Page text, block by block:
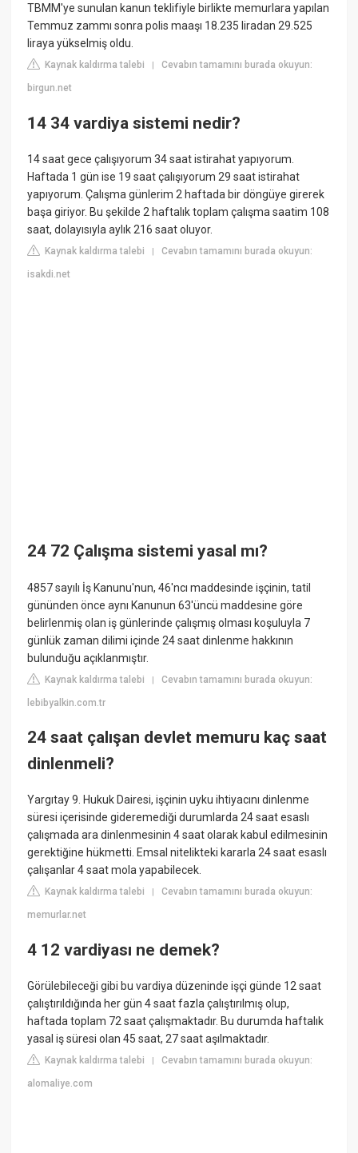
TBMM'ye sunulan kanun teklifiyle birlikte memurlara yapılan
Temmuz zammı sonra polis maaşı 18.235 liradan 29.525
liraya yükselmiş oldu.
Kaynak kaldırma talebi |Cevabın tamamını burada okuyun:
birgun.net
14 34 vardiya sistemi nedir?
14 saat gece çalışıyorum 34 saat istirahat yapıyorum.
Haftada 1 gün ise 19 saat çalışıyorum 29 saat istirahat
yapıyorum. Çalışma günlerim 2 haftada bir döngüye girerek
başa giriyor. Bu şekilde 2 haftalık toplam çalışma saatim 108
saat, dolayısıyla aylık 216 saat oluyor.
Kaynak kaldırma talebi |Cevabın tamamını burada okuyun:
isakdi.net
24 72 Çalışma sistemi yasal mı?
4857 sayılı İş Kanunu'nun, 46'ncı maddesinde işçinin, tatil
gününden önce aynı Kanunun 63'üncü maddesine göre
belirlenmiş olan iş günlerinde çalışmış olması koşuluyla 7
günlük zaman dilimi içinde 24 saat dinlenme hakkının
bulunduğu açıklanmıştır.
Kaynak kaldırma talebi |Cevabın tamamını burada okuyun:
lebibyalkin.com.tr
24 saat çalışan devlet memuru kaç saat
dinlenmeli?
Yargıtay 9. Hukuk Dairesi, işçinin uyku ihtiyacını dinlenme
süresi içerisinde gideremediği durumlarda 24 saat esaslı
çalışmada ara dinlenmesinin 4 saat olarak kabul edilmesinin
gerektiğine hükmetti. Emsal nitelikteki kararla 24 saat esaslı
çalışanlar 4 saat mola yapabilecek.
Kaynak kaldırma talebi |Cevabın tamamını burada okuyun:
memurlar.net
4 12 vardiyası ne demek?
Görülebileceği gibi bu vardiya düzeninde işçi günde 12 saat
çalıştırıldığında her gün 4 saat fazla çalıştırılmış olup,
haftada toplam 72 saat çalışmaktadır. Bu durumda haftalık
yasal iş süresi olan 45 saat, 27 saat aşılmaktadır.
Kaynak kaldırma talebi |Cevabın tamamını burada okuyun:
alomaliye.com